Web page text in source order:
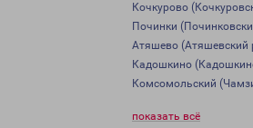
Кочкурово
Починки
Атяшево (Атяшевский
Кадошкино
Комсомольский
показать всё